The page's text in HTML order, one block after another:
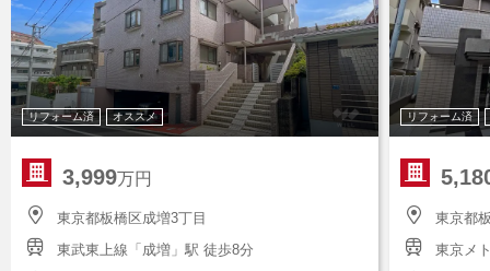
リフォーム済 オススメ
3,999万円
東京都板橋区成増3丁目
東武東上線「成増」駅 徒歩8分
リフォーム済
東京都
東京メ